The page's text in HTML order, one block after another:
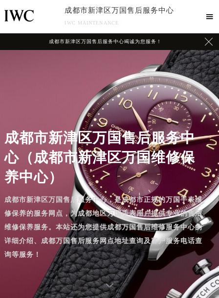
成都市新津区万国售后服务中心
IWC MAINTENANCE

成都市新津区万国售后服务中心竭诚为您服务！ 
成都市新津区万国售后服务中
心（成都市新津区万国维修保
养中心）
成都市新津区万国售后服务中心，是成都市正规的万国手表维
修保养的服务网点，为成都地区万国手表用户提供专业的售后
维修保养服务。本站还为您提供成都万国售后维修服务中心的
详细介绍、成都万国售后服务网点地址查询及客户服务电话查
询等服务！
2026年7月万国成都市售后服务网络优化升级公告